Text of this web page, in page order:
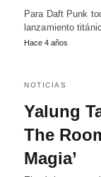
Para Daft Punk
lanzamiento
Hace 4 años
NOTICIAS
Yalung
The
Magia’